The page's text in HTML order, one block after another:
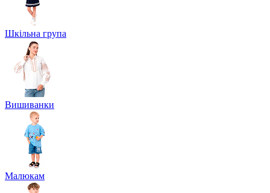
Шкільна група
Вишиванки
Малюкам